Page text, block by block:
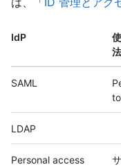
IdP
法
SAML
LDAP
Personal access